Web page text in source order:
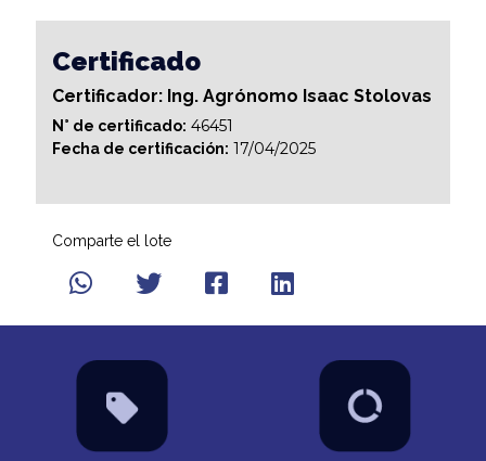
Certificado
Certificador: Ing. Agrónomo Isaac Stolovas
N° de certificado: 46451
Fecha de certificación: 17/04/2025
Comparte el lote